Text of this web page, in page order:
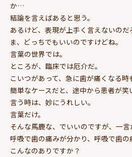
か…
結論を言えばあると思う。
あるけど、表現が上手く言えないのだ
ま、どっちでもいいのですけどね。
言葉の世界では。
ところが、臨床では厄介だ。
こいつがあって、急に歯が痛くなる時
簡単なケースだと、途中から患者が
言う時は、妙にうれしい。
言葉だけ。
そんな馬鹿な、でいいのですが、一言
呼吸で歯の痛みが分かり、呼吸で歯の
こんなのありですか？